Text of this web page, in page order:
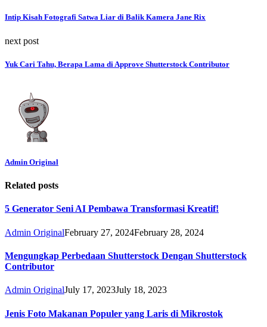
Intip Kisah Fotografi Satwa Liar di Balik Kamera Jane Rix
next post
Yuk Cari Tahu, Berapa Lama di Approve Shutterstock Contributor
Admin Original
Related posts
5 Generator Seni AI Pembawa Transformasi Kreatif!
Admin OriginalFebruary 27, 2024February 28, 2024
Mengungkap Perbedaan Shutterstock Dengan Shutterstock
Contributor
Admin OriginalJuly 17, 2023July 18, 2023
Jenis Foto Makanan Populer yang Laris di Mikrostok